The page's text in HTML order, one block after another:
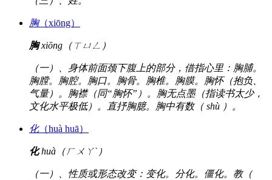
胸（xiōng）
胸xiōng（ㄒㄩㄥ）
（一）、身体前面颈下腹上的部分，借指心里：胸脯。
胸膛。胸腔。胸口。胸骨。胸椎。胸膜。胸怀（抱负、
气量）。胸襟（同“胸怀”）。胸无点墨（指读书太少，
文化水平极低）。直抒胸臆。胸中有数（ shù ）。
化（huà huā）
化huà（ㄏㄨㄚˋ）
（一）、性质或形态改变：变化。分化。僵化。教（